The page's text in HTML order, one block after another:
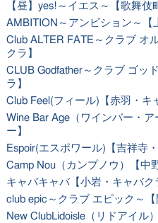
【昼】yes!～イエス～【歌舞伎
AMBITION～アンビション～【
Club ALTER FATE～クラブ オ
クラ】
CLUB Godfather～クラブ ゴッ
ラ】
Club Feel(フィール)【赤羽・キ
Wine Bar Age（ワインバー・
ー】
Espoir(エスポワール)【吉祥寺
Camp Nou（カンプノウ）【中
キャバキャバ【小岩・キャバク
club epic～クラブ エピック～【
New ClubLidoisle（リドアイル